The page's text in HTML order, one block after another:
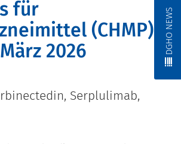
DGHO NEWS
für
(CHMP)
2026
Serplulimab,